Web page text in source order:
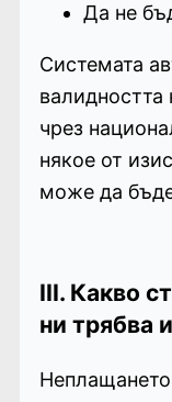
Да не
Системата
валидността
чрез
някое от
може да
III. Какво
ни трябва